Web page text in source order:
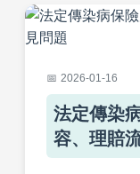
2026-01-16
法定傳染
容、理賠